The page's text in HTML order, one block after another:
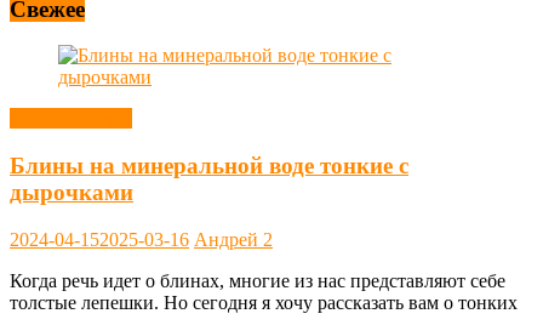
Свежее
Блины на минеральной воде тонкие с
дырочками
2024-04-152025-03-16 Андрей 2
Когда речь идет о блинах, многие из нас представляют себе
толстые лепешки. Но сегодня я хочу рассказать вам о тонких